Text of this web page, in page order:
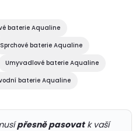
baterie Aqualine
Sprchové baterie Aqualine
Umyvadlové baterie Aqualine
baterie Aqualine
přesně pasovatk vaší